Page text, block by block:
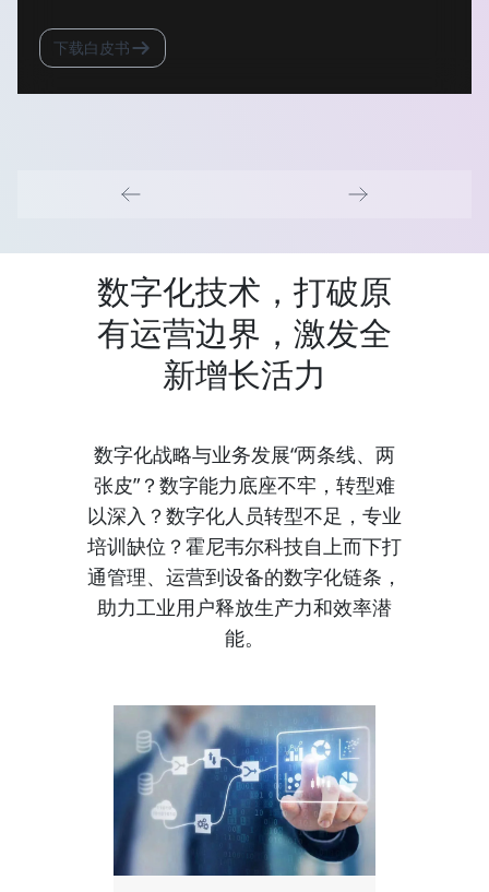
下载白皮书
数字化技术，打破原
有运营边界，激发全
新增长活力
数字化战略与业务发展“两条线、两
张皮”？数字能力底座不牢，转型难
以深入？数字化人员转型不足，专业
培训缺位？霍尼韦尔科技自上而下打
通管理、运营到设备的数字化链条，
助力工业用户释放生产力和效率潜
能。